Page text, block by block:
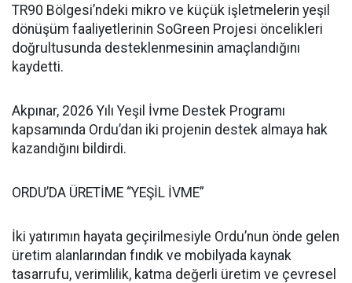
TR90 Bölgesi’ndeki mikro ve küçük işletmelerin yeşil
dönüşüm faaliyetlerinin SoGreen Projesi öncelikleri
doğrultusunda desteklenmesinin amaçlandığını
kaydetti.
Akpınar, 2026 Yılı Yeşil İvme Destek Programı
kapsamında Ordu’dan iki projenin destek almaya hak
kazandığını bildirdi.
ORDU’DA ÜRETİME “YEŞİL İVME”
İki yatırımın hayata geçirilmesiyle Ordu’nun önde gelen
üretim alanlarından fındık ve mobilyada kaynak
tasarrufu, verimlilik, katma değerli üretim ve çevresel